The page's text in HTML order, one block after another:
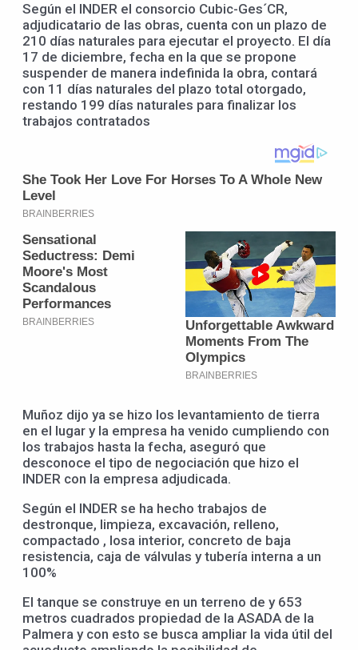
Según el INDER el consorcio Cubic-Ges´CR,
adjudicatario de las obras, cuenta con un plazo de
210 días naturales para ejecutar el proyecto. El día
17 de diciembre, fecha en la que se propone
suspender de manera indefinida la obra, contará
con 11 días naturales del plazo total otorgado,
restando 199 días naturales para finalizar los
trabajos contratados
Muñoz dijo ya se hizo los levantamiento de tierra
en el lugar y la empresa ha venido cumpliendo con
los trabajos hasta la fecha, aseguró que
desconoce el tipo de negociación que hizo el
INDER con la empresa adjudicada.
Según el INDER se ha hecho trabajos de
destronque, limpieza, excavación, relleno,
compactado , losa interior, concreto de baja
resistencia, caja de válvulas y tubería interna a un
100%
El tanque se construye en un terreno de y 653
metros cuadrados propiedad de la ASADA de la
Palmera y con esto se busca ampliar la vida útil del